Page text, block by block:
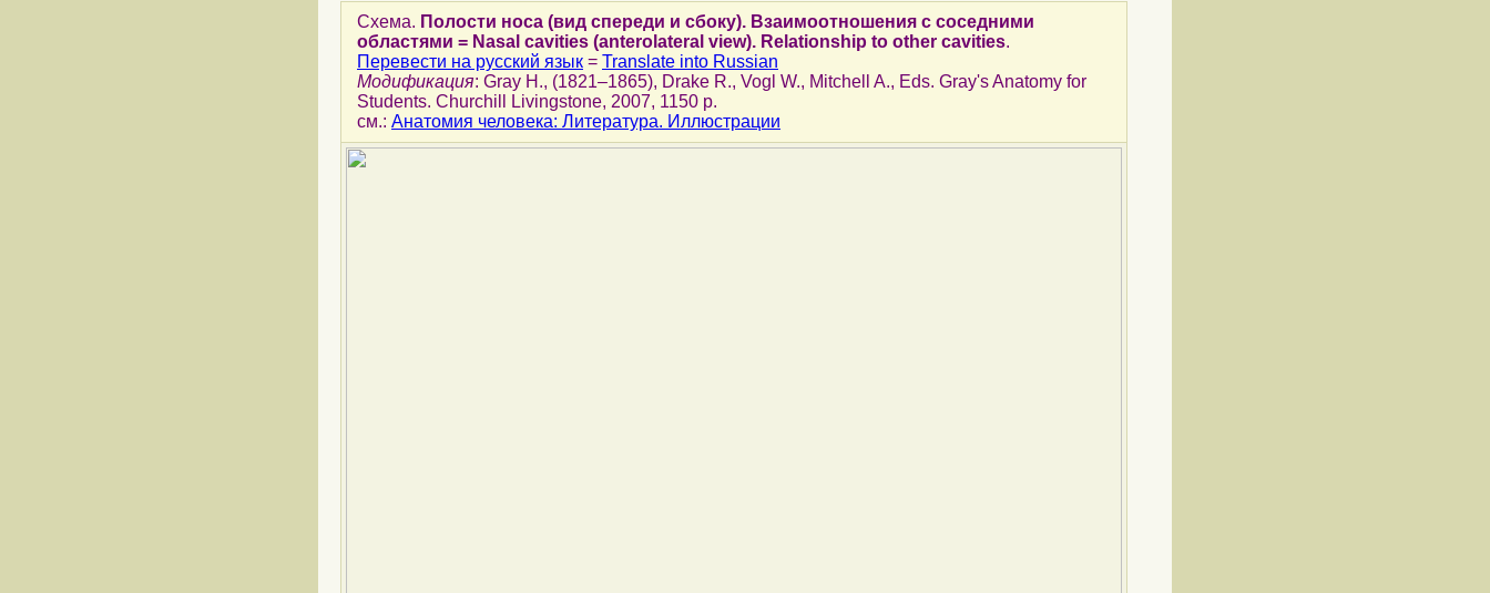
Схема. Полости носа (вид спереди и сбоку). Взаимоотношения с соседними
областями = Nasal cavities (anterolateral view). Relationship to other cavities.
Перевести на русский язык = Translate into Russian
Модификация: Gray H., (1821–1865), Drake R., Vogl W., Mitchell A., Eds. Gray's Anatomy for
Students. Churchill Livingstone, 2007, 1150 p.
см.: Анатомия человека: Литература. Иллюстрации